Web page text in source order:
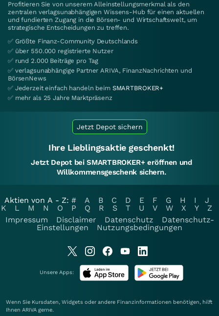
Profitieren Sie von unserem Alleinstellungsmerkmal als den
zentralen verlagsunabhängigen Wissens-Hub für einen aktuellen
und fundierten Zugang in die Börsen- und Wirtschaftswelt, um
strategische Entscheidungen zu treffen.
✅ Größte Finanz-Community Deutschlands
✅ über 550.000 registrierte Nutzer
✅ rund 2.000 Beiträge pro Tag
✅ verlagsunabhängige Partner ARIVA, FinanzNachrichten und
BörsenNews
✅ Jederzeit einfach handeln beim SMARTBROKER+
✅ mehr als 25 Jahre Marktpräsenz
Jetzt Depot sichern
Ihre Lieblingsaktie geschenkt!
Jetzt Depot bei SMARTBROKER+ eröffnen und
Willkommensgeschenk sichern.
Aktien von A - Z: # A B C D E F G H I
J
K
L M N O P Q R S T U V W X Y
Z
Impressum
Disclaimer Datenschutz
Datenschutz-
Einstellungen
Nutzungsbedingungen
Unsere Apps:
Wenn Sie Kursdaten, Widgets oder andere Finanzinformationen benötigen, hilft
Ihnen ARIVA gerne.